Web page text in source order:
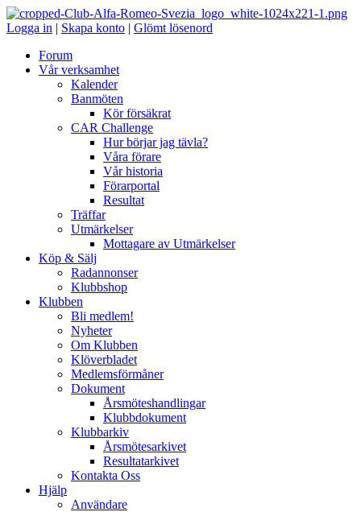
Logga in | Skapa konto | Glömt lösenord
Forum
Vår verksamhet
Kalender
Banmöten
Kör försäkrat
CAR Challenge
Hur börjar jag tävla?
Våra förare
Vår historia
Förarportal
Resultat
Träffar
Utmärkelser
Mottagare av Utmärkelser
Köp & Sälj
Radannonser
Klubbshop
Klubben
Bli medlem!
Nyheter
Om Klubben
Klöverbladet
Medlemsförmåner
Dokument
Årsmöteshandlingar
Klubbdokument
Klubbarkiv
Årsmötesarkivet
Resultatarkivet
Kontakta Oss
Hjälp
Användare